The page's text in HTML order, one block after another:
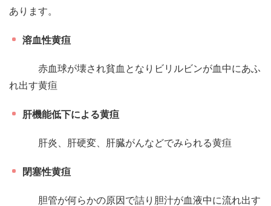
あります。
溶血性黄疸
赤血球が壊され貧血となりビリルビンが血中にあふ
れ出す黄疸
肝機能低下による黄疸
肝炎、肝硬変、肝臓がんなどでみられる黄疸
閉塞性黄疸
胆管が何らかの原因で詰り胆汁が血液中に流れ出す